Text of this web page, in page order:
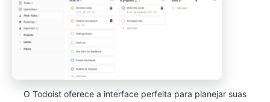
O Todoist oferece a interface perfeita para planejar suas